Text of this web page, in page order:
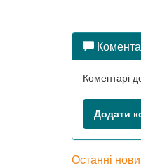
Коментарі
Додати
Останні